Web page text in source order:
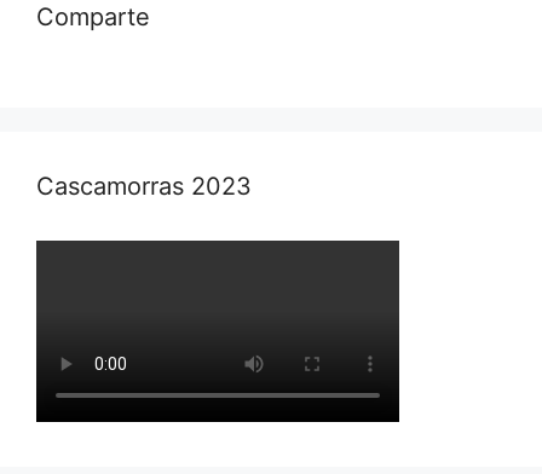
Comparte
Cascamorras 2023